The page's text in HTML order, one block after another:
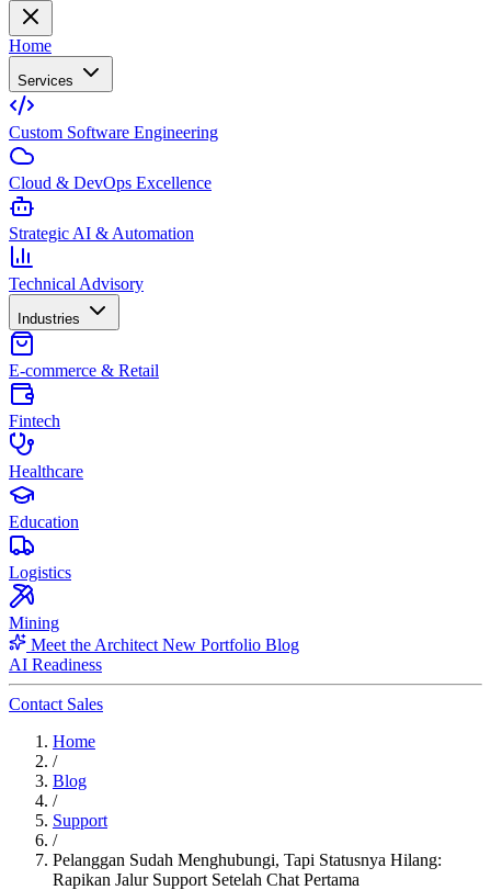
Home
Services
Custom Software Engineering
Cloud & DevOps Excellence
Strategic AI & Automation
Technical Advisory
Industries
E-commerce & Retail
Fintech
Healthcare
Education
Logistics
Mining
Meet the Architect New Portfolio Blog
AI Readiness
Contact Sales
Home
/
Blog
/
Support
/
Pelanggan Sudah Menghubungi, Tapi Statusnya Hilang:
Rapikan Jalur Support Setelah Chat Pertama